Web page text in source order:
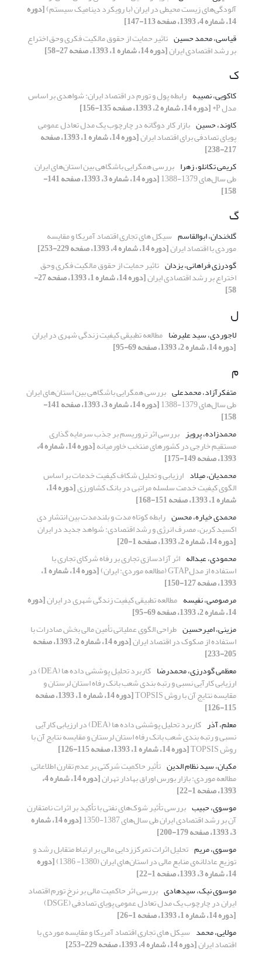
آلودگی‌های زیست محیطی در ایران (با رویکرد دینامیک سیستم)[دوره
14، شماره 4، 1393، صفحه 113-147]
قیاسی، محمد حسین تاثیر حمایت از حقوق مالکیت فکری وحق اختراع
بر رشد اقتصادی ایران[دوره 14، شماره 1، 1393، صفحه 27-58]
ک
کاکویی، نصیبه رابطه پول و تورم در اقتصاد ایران: شواهدی بر اساس
مدل P*
[دوره 14، شماره 2، 1393، صفحه 135-156]
کاوند، حسین بازار کار دوگانه در چارچوب یک مدل تعادل عمومی
پویای تصادفی برای اقتصاد ایران [دوره 14، شماره 1، 1393، صفحه
217-238]
کریمی تکانلو، زهرا بررسی همگرایی باشگاهی بین استان‌های ایران
طی سال‌های 1379-1388 [دوره 14، شماره 3، 1393، صفحه 141-
158]
گ
گلخندان، ابوالقاسم سیکل های تجاری اقتصاد آمریکا و مقایسه
موردی با اقتصاد ایران[دوره 14، شماره 4، 1393، صفحه 229-253]
گودرزی فراهانی، یزدان تاثیر حمایت از حقوق مالکیت فکری وحق
اختراع بر رشد اقتصادی ایران [دوره 14، شماره 1، 1393، صفحه 27-
58]
ل
لاجوردی، سید علیرضا مطالعه تطبیقی کیفیت زندگی شهری در ایران
[دوره 14، شماره 2، 1393، صفحه 69-95]
م
متفکرآزاد، محمدعلی بررسی همگرایی باشگاهی بین استان‌های ایران
طی سال‌های 1379-1388 [دوره 14، شماره 3، 1393، صفحه 141-
158]
محمدزاده، پرویز بررسی اثر تروریسم بر جذب سرمایه گذاری
مستقیم خارجی در کشورهای منتخب خاورمیانه [دوره 14، شماره 4،
1393، صفحه 149-175]
محمدیان، میلاد ارزیابی و تحلیل شکاف کیفیت خدمات بر اساس
الگوی کیفیت خدمت سلسله مراتبی در بانک کشاورزی [دوره 14،
شماره 1، 1393، صفحه 151-168]
محمدی خیاره، محسن رابطه کوتاه‌ مدت و بلندمدت بین انتشار دی
اکسید کربن، مصرف انرژی و رشد اقتصادی: شواهد جدید در ایران
[دوره 14، شماره 2، 1393، صفحه 1-20]
محمودی، عبداله اثر آزادسازی تجاری بر رفاه شرکای تجاری با
استفاده از مدلGTAP (مطالعه موردی: ایران) [دوره 14، شماره 1،
1393، صفحه 127-150]
مرصوصی، نفیسه مطالعه تطبیقی کیفیت زندگی شهری در ایران[دوره
14، شماره 2، 1393، صفحه 69-95]
مزینی، امیرحسین طراحی الگوی عملیاتی تأمین مالی بخش صادرات با
استفاده از صکوک در اقتصاد ایران [دوره 14، شماره 2، 1393، صفحه
205-233]
معظمی گودرزی، محمدرضا
کاربرد تحلیل پوششی داده ها (DEA) در
ارزیابی کارآیی نسبی و رتبه بندی شعب بانک رفاه استان لرستان و
مقایسه نتایج آن با روش TOPSIS [دوره 14، شماره 1، 1393، صفحه
115-126]
معلم، آذر
کاربرد تحلیل پوششی داده ها (DEA) در ارزیابی کارآیی
نسبی و رتبه بندی شعب بانک رفاه استان لرستان و مقایسه نتایج آن با
روش TOPSIS
[دوره 14، شماره 1، 1393، صفحه 115-126]
مکیان، سید نظام الدین تأثیر حاکمیت شرکتی بر عدم تقارن اطلاعاتی
مطالعه موردی: بازار بورس اوراق بهادار تهران [دوره 14، شماره 4،
1393، صفحه 1-22]
موسوی، حبیب بررسی تأثیر شوک‌های نفتی با تأکید بر اثرات نامتقارن
آن بر رشد اقتصادی ایران طی سال‌های 1387-1350 [دوره 14، شماره
3، 1393، صفحه 179-200]
موسوی، مریم تحلیل اثرات تمرکززدایی مالی بر ارتباط متقابل رشد و
توزیع عادلانه‌ی منابع مالی در استان‌های ایران (1380- 1386) [دوره
14، شماره 3، 1393، صفحه 1-22]
موسوی نیک، سیدهادی بررسی اثر حاکمیت مالی بر نرخ تورم اقتصاد
ایران در چارچوب یک مدل تعادل عمومی پویای تصادفی (DSGE)
[دوره 14، شماره 1، 1393، صفحه 1-26]
مولایی، محمد سیکل های تجاری اقتصاد آمریکا و مقایسه موردی با
اقتصاد ایران[دوره 14، شماره 4، 1393، صفحه 229-253]